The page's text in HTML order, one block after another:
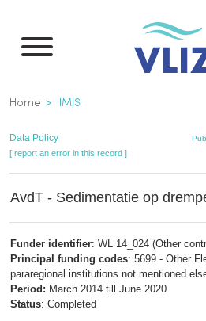
main
Breadcrumb
Home IMIS
Data Policy
[ report an error in this record ]
AvdT - Sedimentatie op
Funder identifier: WL 14_024 (Other
Principal funding codes: 5699 - Other
pararegional institutions not mentioned
Period: March 2014 till June 2020
Status: Completed